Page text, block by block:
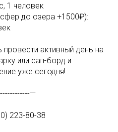
1 человек
до озера +1500₽):
активный день на
или сап-борд и
уже сегодня!
—
223-80-38